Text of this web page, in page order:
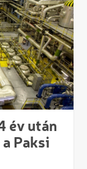
év után
Paksi